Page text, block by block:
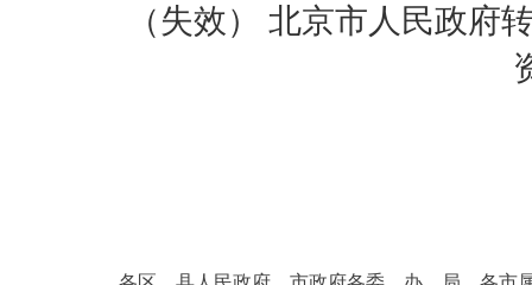
政务公开
（失效） 北京市人民政府